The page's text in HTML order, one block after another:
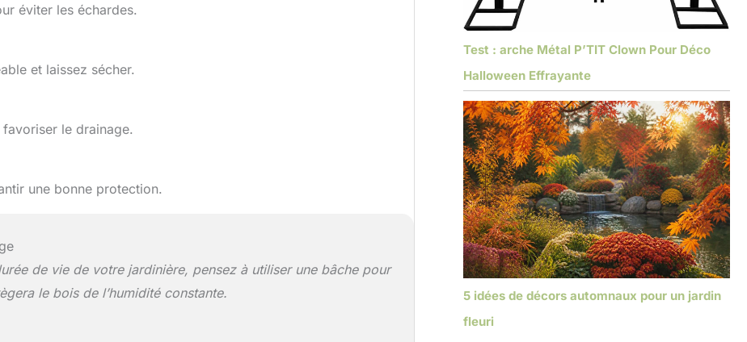
éviter les échardes.
et laissez sécher.
le drainage.
une bonne protection.
de vie de votre jardinière, pensez à utiliser une bâche pour
le bois de l’humidité constante.
Test : arche Métal P’TIT Clown Pour Déco
Halloween Effrayante
5 idées de décors automnaux pour un jardin
fleuri